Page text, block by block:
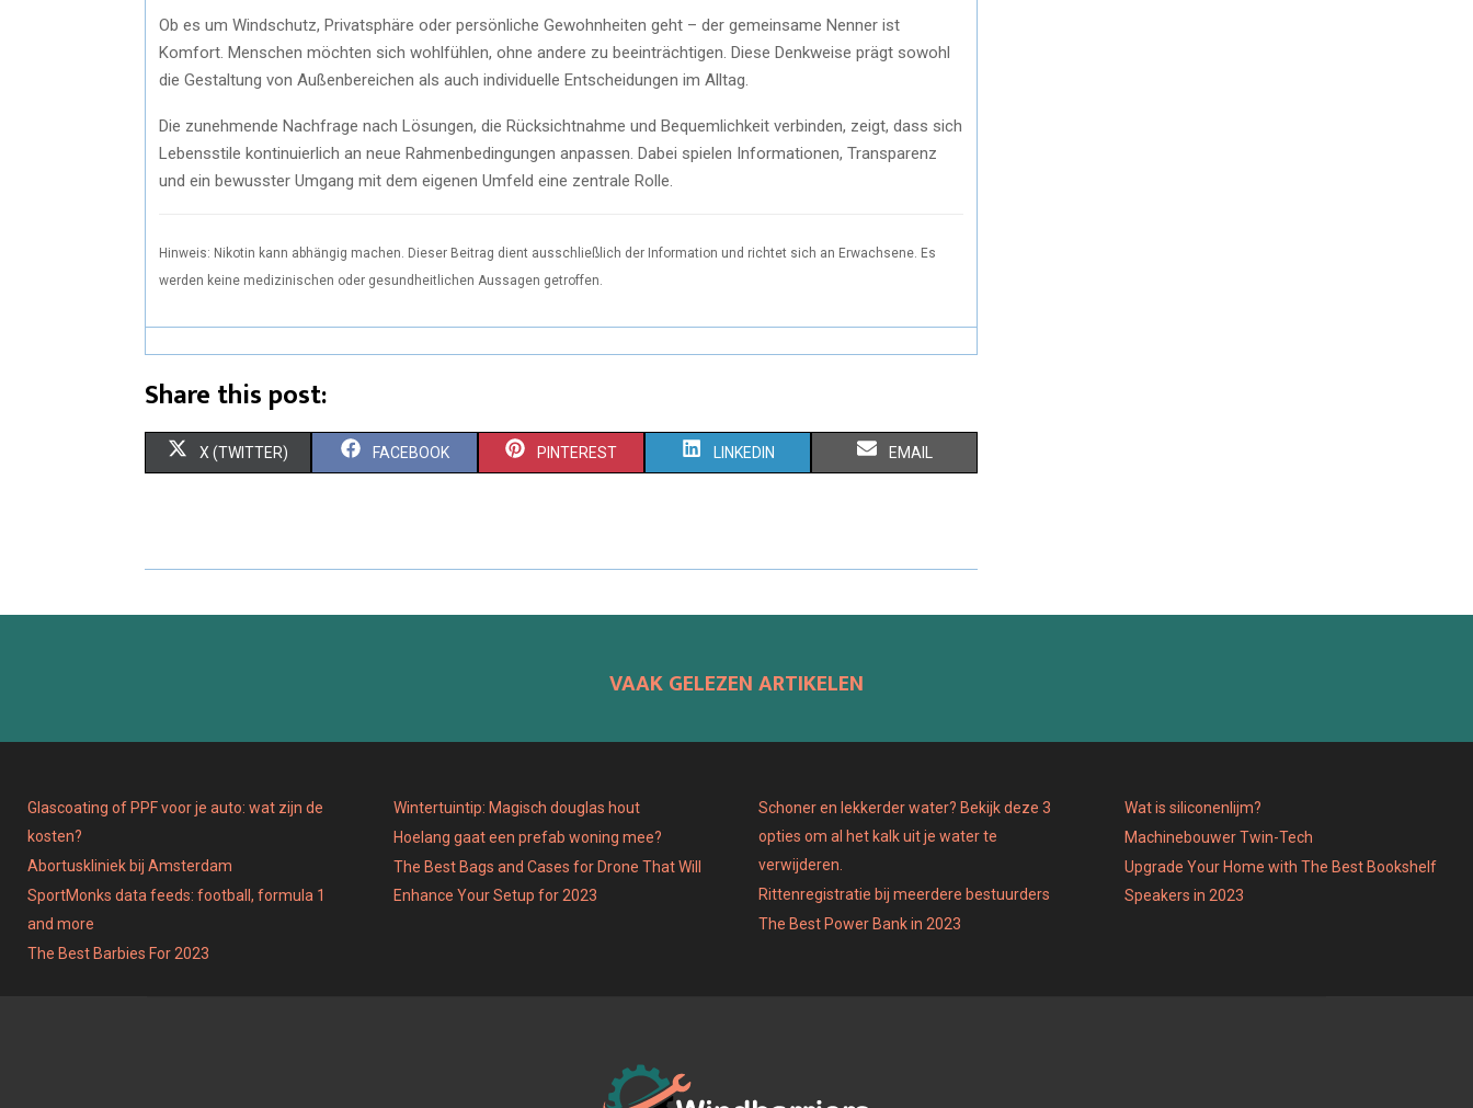
Ob es um Windschutz, Privatsphäre oder persönliche Gewohnheiten geht – der gemeinsame Nenner ist
Komfort. Menschen möchten sich wohlfühlen, ohne andere zu beeinträchtigen. Diese Denkweise prägt sowohl
die Gestaltung von Außenbereichen als auch individuelle Entscheidungen im Alltag.
Die zunehmende Nachfrage nach Lösungen, die Rücksichtnahme und Bequemlichkeit verbinden, zeigt, dass sich
Lebensstile kontinuierlich an neue Rahmenbedingungen anpassen. Dabei spielen Informationen, Transparenz
und ein bewusster Umgang mit dem eigenen Umfeld eine zentrale Rolle.
Hinweis: Nikotin kann abhängig machen. Dieser Beitrag dient ausschließlich der Information und richtet sich an Erwachsene. Es
werden keine medizinischen oder gesundheitlichen Aussagen getroffen.
Share this post:
S
R
X (TWITTER) S
R
FACEBOOK S
R
PINTEREST S
R
N
LINKEDIN S
R
EMAIL
VAAK GELEZEN ARTIKELEN
Glascoating of PPF voor je auto: wat zijn de
kosten?
Abortuskliniek bij Amsterdam
SportMonks data feeds: football, formula 1
and more
The Best Barbies For 2023
Wintertuintip: Magisch douglas hout
Hoelang gaat een prefab woning mee?
The Best Bags and Cases for Drone That Will
Enhance Your Setup for 2023
Schoner en lekkerder water? Bekijk deze 3
opties om al het kalk uit je water te
verwijderen.
Rittenregistratie bij meerdere bestuurders
The Best Power Bank in 2023
Wat is siliconenlijm?
Machinebouwer Twin-Tech
Upgrade Your Home with The Best Bookshelf
Speakers in 2023